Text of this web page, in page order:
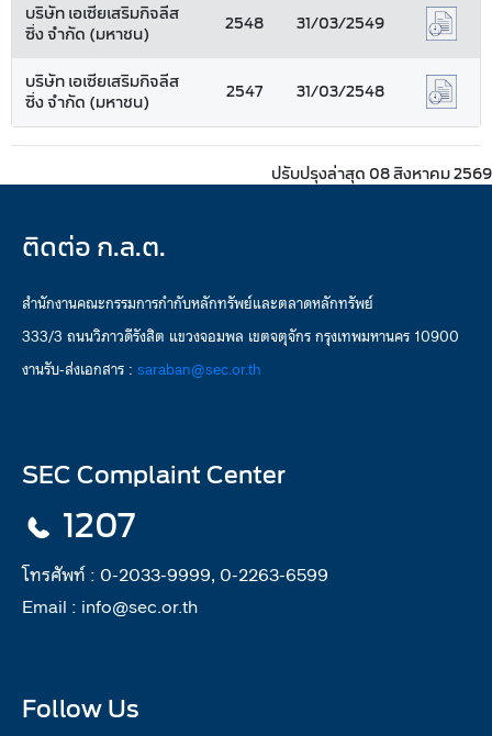
บริษัท เอเซียเสริมกิจลีส
ซิ่ง จำกัด (มหาชน)
2548 31/03/2549
บริษัท เอเซียเสริมกิจลีส
ซิ่ง จำกัด (มหาชน)
2547 31/03/2548
ปรับปรุงล่าสุด 08 สิงหาคม 2569
ติดต่อ ก.ล.ต.
สำนักงานคณะกรรมการกำกับหลักทรัพย์และตลาดหลักทรัพย์
333/3 ถนนวิภาวดีรังสิต แขวงจอมพล เขตจตุจักร กรุงเทพมหานคร 10900
งานรับ-ส่งเอกสาร : saraban@sec.or.th
SEC Complaint Center
1207
โทรศัพท์ : 0-2033-9999, 0-2263-6599
Email : info@sec.or.th
Follow Us